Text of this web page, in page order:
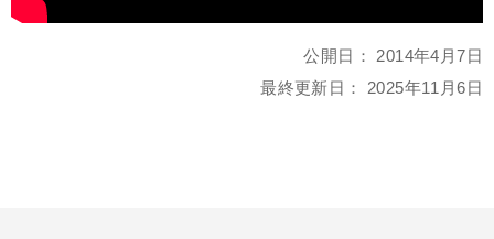
公開日： 2014年4月7日
最終更新日： 2025年11月6日